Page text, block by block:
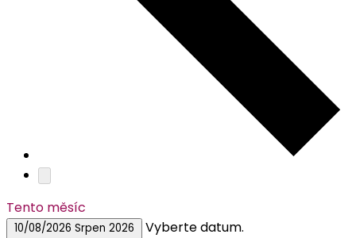
Tento měsíc
10/08/2026 Srpen 2026 Vyberte datum.